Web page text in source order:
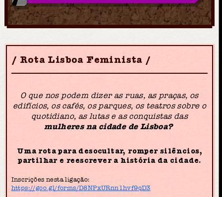
Rota Lisboa Feminista
O que nos podem dizer as ruas, as praças, os
edifícios, os cafés, os parques, os teatros sobre o
quotidiano, as lutas e as conquistas das
mulheres na cidade de Lisboa?
Uma rota para desocultar, romper silêncios,
partilhar e reescrever a história da cidade.
Inscrições nesta ligação:
https://goo.gl/forms/D8NPxURnn1hvf9qD3